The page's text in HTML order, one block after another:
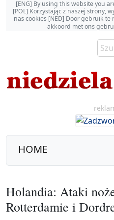
[ENG] By using this website you
[POL] Korzystając z naszej strony,
nas cookies [NED] Door gebruik
akkoord met ons
HOME
Holandia: Ataki
Rotterdamie i